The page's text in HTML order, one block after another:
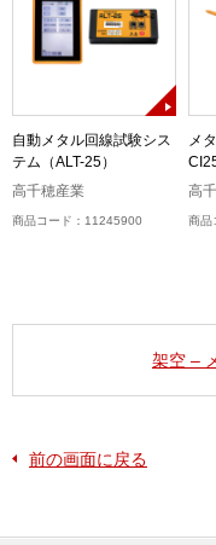
自動メタル回線試験シス
テム（ALT-25）
高千穂産業
商品コード：11245900
メ
高
商品
架空 –
前の画面に戻る